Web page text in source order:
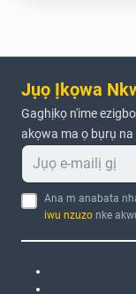
Jụọ Ịkọwa
Gaghịkọ n'ime
akọwa ma ọ bụrụ na
Ana m anabata
iwu nzuzo nke